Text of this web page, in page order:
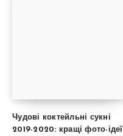
Чудові коктейльні сукні
2019-2020: кращі фото-ідеї